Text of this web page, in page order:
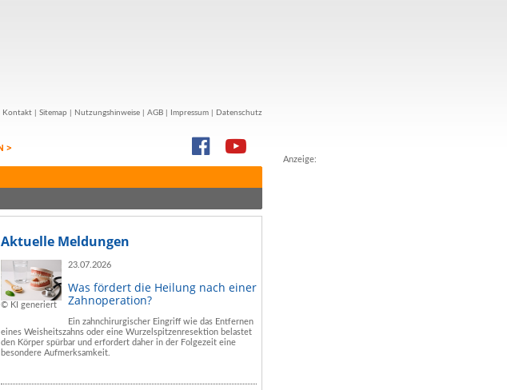
Anzeige:
Kontakt Sitemap Nutzungshinweise AGB Impressum Datenschutz
Aktuelle Meldungen
© KI generiert
23.07.2026
Was fördert die Heilung nach einer
Zahnoperation?
Ein zahnchirurgischer Eingriff wie das Entfernen
eines Weisheitszahns oder eine Wurzelspitzenresektion belastet
den Körper spürbar und erfordert daher in der Folgezeit eine
besondere Aufmerksamkeit.